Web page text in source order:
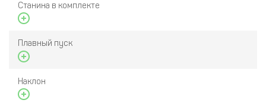
Станина в комплекте
Плавный пуск
Наклон